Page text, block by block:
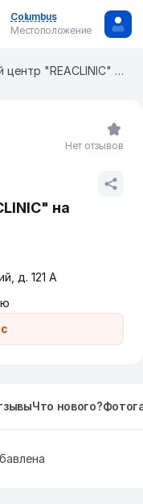
Columbus
Местоположение
Медицинский центр "REACLINIC" на Московском
на
д. 121 А
Нет отзывов
Что нового?